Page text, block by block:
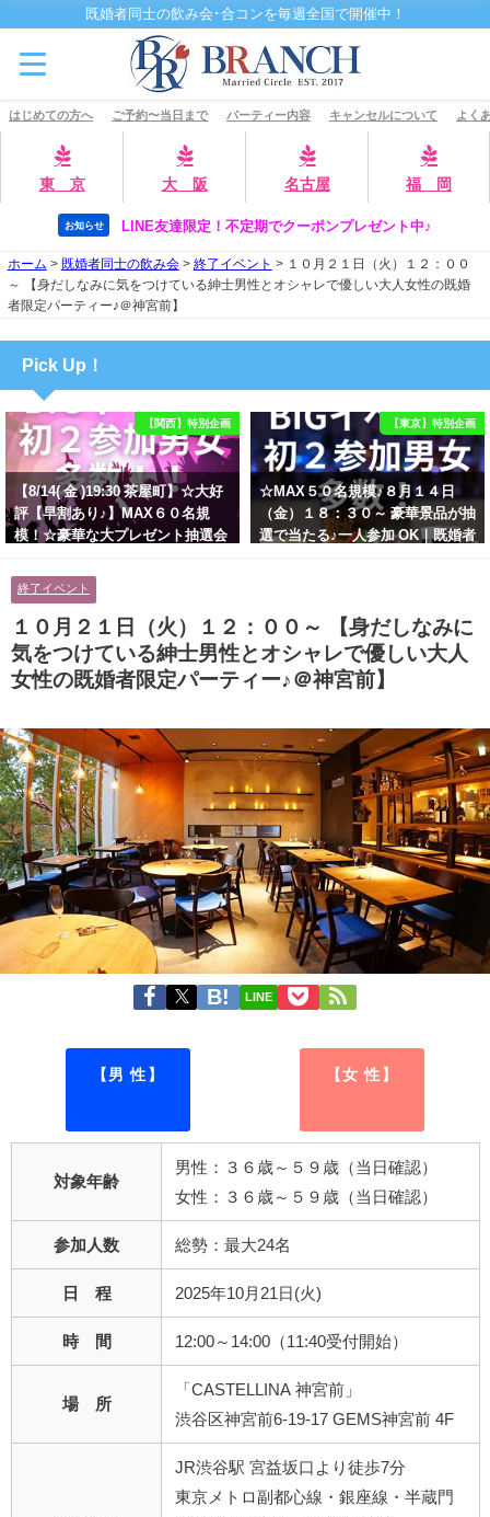
既婚者同士の飲み会･合コンを毎週全国で開催中！
はじめての方へ ご予約〜当日まで パーティー内容 キャンセルについて よく
東 京 大 阪 名古屋 福 岡
お知らせ LINE友達限定！不定期でクーポンプレゼント中♪
ホーム > 既婚者同士の飲み会> 終了イベント > １０月２１日（火）１２：００
～ 【身だしなみに気をつけている紳士男性とオシャレで優しい大人女性の既婚
者限定パーティー♪＠神宮前】
Pick Up！
【関西】特別企画
【8/14( 金 )19:30 茶屋町】☆大好
評【早割あり♪】MAX６０名規
模！☆豪華な大プレゼント抽選会
男性とオシャレ好きで落ち着いた
大人女性の既婚者限定ビッグパー
ティー♪＠茶屋町】
【東京】特別企画
☆MAX５０名規模♪８月１４日
（金）１８：３０～ 豪華景品が抽
選で当たる♪一人参加 OK｜既婚者
女性の既婚者限定ビッグパーティ
ー♪＠池袋】
終了イベント
１０月２１日（火）１２：００～ 【身だしなみに
気をつけている紳士男性とオシャレで優しい大人
女性の既婚者限定パーティー♪＠神宮前】
LINE
【男 性】 【女 性】
対象年齢
男性：３６歳～５９歳（当日確認）
女性：３６歳～５９歳（当日確認）
参加人数 総勢：最大24名
日 程 2025年10月21日(火)
時 間 12:00～14:00（11:40受付開始）
場 所
「CASTELLINA 神宮前」
渋谷区神宮前6-19-17 GEMS神宮前 4F
JR渋谷駅 宮益坂口より徒歩7分
東京メトロ副都心線・銀座線・半蔵門